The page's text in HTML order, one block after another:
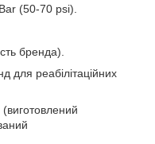
(50-70 psi).
бренда).
для реабілітаційних